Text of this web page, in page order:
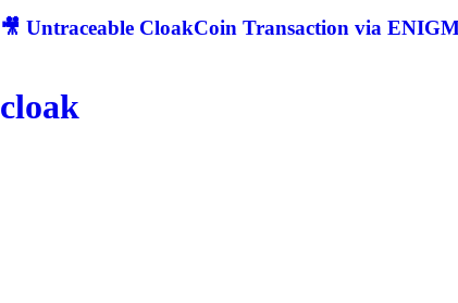
🎥 Untraceable CloakCoin Transaction via
cloak